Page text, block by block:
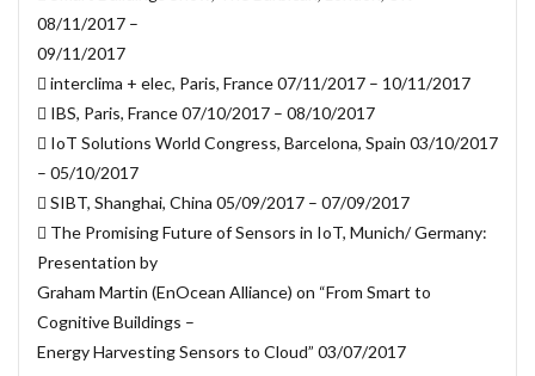
08/11/2017 –
09/11/2017
 interclima + elec, Paris, France 07/11/2017 – 10/11/2017
 IBS, Paris, France 07/10/2017 – 08/10/2017
 IoT Solutions World Congress, Barcelona, Spain 03/10/2017
– 05/10/2017
 SIBT, Shanghai, China 05/09/2017 – 07/09/2017
 The Promising Future of Sensors in IoT, Munich/ Germany:
Presentation by
Graham Martin (EnOcean Alliance) on “From Smart to
Cognitive Buildings –
Energy Harvesting Sensors to Cloud” 03/07/2017